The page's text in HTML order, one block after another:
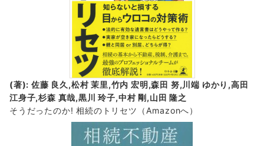
(著): 佐藤 良久,松村 茉里,竹内 宏明,森田 努,川端 ゆかり,高田
江身子,杉森 真哉,黒川 玲子,中村 剛,山田 隆之
そうだったのか! 相続のトリセツ
（Amazonへ）